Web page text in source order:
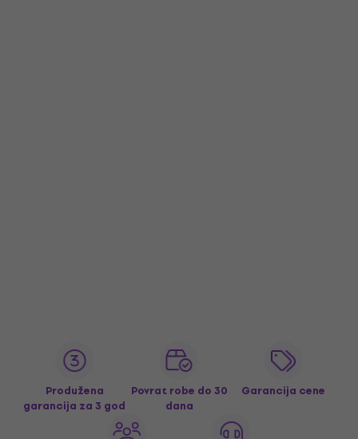
Produžena
garancija za 3 god
Povrat robe do 30
dana
Garancija cene